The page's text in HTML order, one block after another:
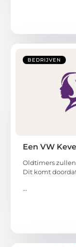
BEDRIJVEN
Een VW
Oldtimers
Dit komt
...